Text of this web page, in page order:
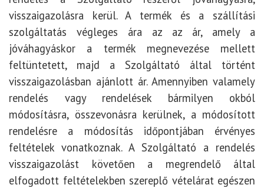
visszaigazolásra kerül. A termék és a szállítási
szolgáltatás végleges ára az az ár, amely a
jóváhagyáskor a termék megnevezése mellett
feltüntetett, majd a Szolgáltató által történt
visszaigazolásban ajánlott ár. Amennyiben valamely
rendelés vagy rendelések bármilyen okból
módosításra, összevonásra kerülnek, a módosított
rendelésre a módosítás időpontjában érvényes
feltételek vonatkoznak. A Szolgáltató a rendelés
visszaigazolást követően a megrendelő által
elfogadott feltételekben szereplő vételárat egészen